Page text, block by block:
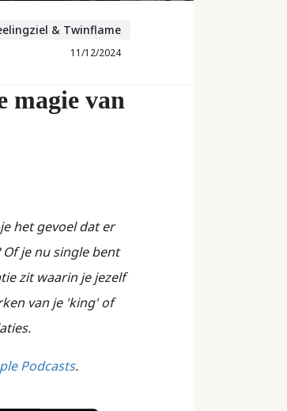
& Twinflame
11/12/2024
magie van
het gevoel dat er
je nu single bent
zit waarin je jezelf
van je 'king' of
Podcasts.